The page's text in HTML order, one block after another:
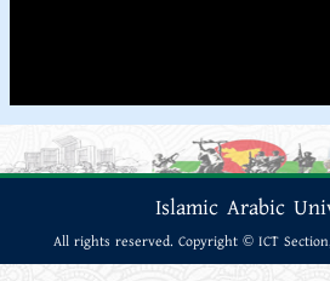
Islamic Arabic
All rights reserved. Copyright © ICT